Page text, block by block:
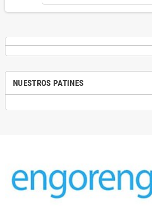
NUESTROS PATINES